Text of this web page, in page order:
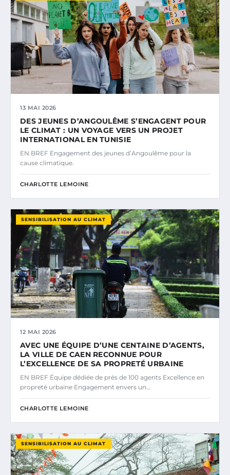
13 MAI 2026
DES JEUNES D’ANGOULÊME S’ENGAGENT POUR
LE CLIMAT : UN VOYAGE VERS UN PROJET
INTERNATIONAL EN TUNISIE
EN BREF Engagement des jeunes d’Angoulême pour la
cause climatique.
CHARLOTTE LEMOINE
SENSIBILISATION AU CLIMAT
12 MAI 2026
AVEC UNE ÉQUIPE D’UNE CENTAINE D’AGENTS,
LA VILLE DE CAEN RECONNUE POUR
L’EXCELLENCE DE SA PROPRETÉ URBAINE
EN BREF Équipe dédiée de près de 100 agents Excellence en
propreté urbaine Engagement envers un…
CHARLOTTE LEMOINE
SENSIBILISATION AU CLIMAT